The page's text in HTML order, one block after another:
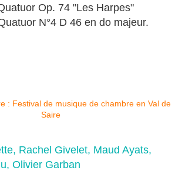
Op. 74 "Les Harpes"
N°4 D 46 en do majeur.
Rachel Givelet, Maud Ayats,
Olivier Garban